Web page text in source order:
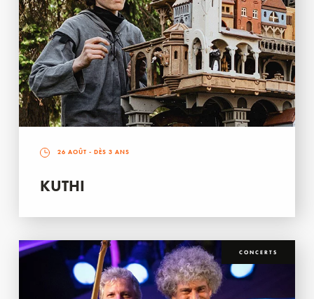
26 AOÛT - DÈS 3 ANS
KUTHI
CONCERTS